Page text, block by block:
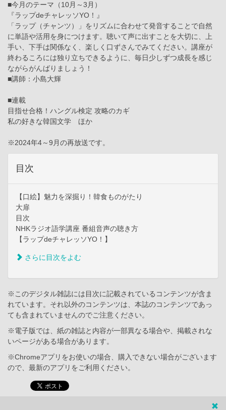
■今月のテーマ（10月～3月）
『ラップdeチャレッソYO！』
「ラップ（チャンツ）」をリズムに合わせて発音することで自然
に単語や活用を身につけます。聴いて声に出すことを大切に、上
手い、下手は関係なく、楽しく口ずさんでみてください。講座が
終わるころには独り立ちできるように、毎日少しずつ成長を感じ
ながらがんばりましょう！
■講師：小島大輝
■連載
目指せ合格！ハングル検定 攻略のカギ
私の好きな韓国文学 ほか
※2024年4～9月の再放送です。
目次
【口絵】魅力を深掘り！韓食ものがたり
大扉
目次
NHKラジオ語学講座 番組音声の聴き方
【ラップdeチャレッソYO！】
さらに目次をよむ
※このデジタル雑誌には目次に記載されているコンテンツが含ま
れています。それ以外のコンテンツは、本誌のコンテンツであっ
ても含まれていませんのでご注意ください。
※電子版では、紙の雑誌と内容が一部異なる場合や、掲載されな
いページがある場合があります。
※Chromeアプリをお使いの場合、購入できない場合がございます
ので、最新のアプリをご利用ください。